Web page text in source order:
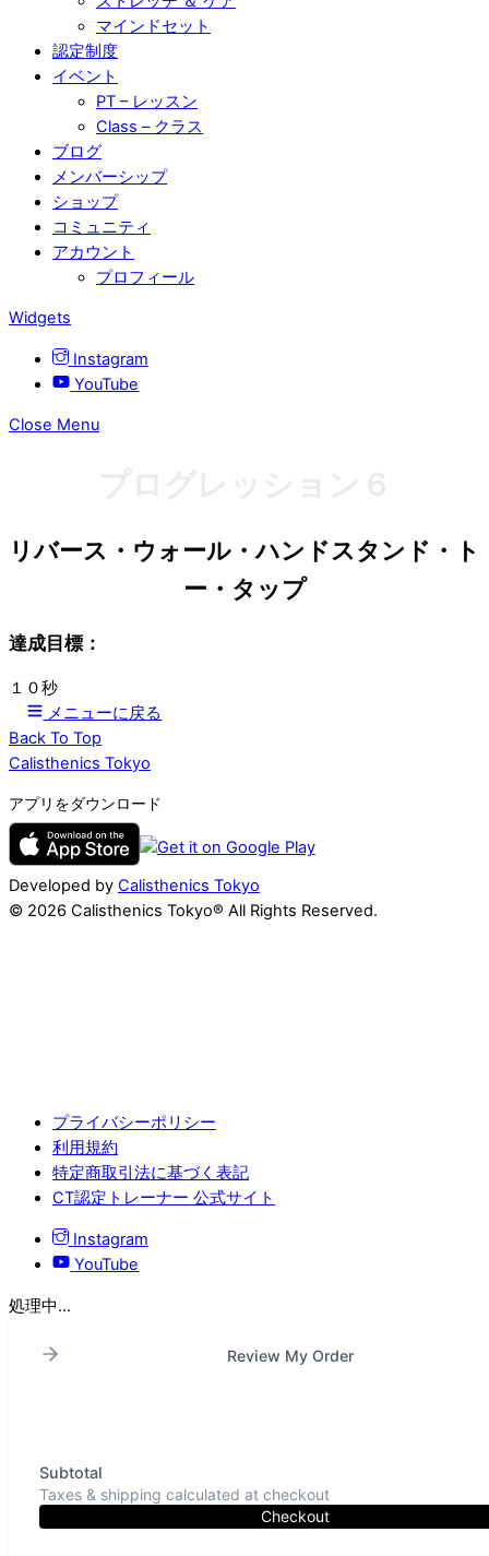
マインドセット
認定制度
イベント
PT – レッスン
Class – クラス
ブログ
メンバーシップ
ショップ
コミュニティ
アカウント
プロフィール
Widgets
Instagram
YouTube
Close Menu
リバース・ウォール・ハンドスタンド・ト
ー・タップ
達成目標：
１０秒
メニューに戻る
Back To Top
Calisthenics Tokyo
アプリをダウンロード
Developed by Calisthenics Tokyo
© 2026 Calisthenics Tokyo® All Rights Reserved.
プライバシーポリシー
利用規約
特定商取引法に基づく表記
CT認定トレーナー 公式サイト
Instagram
YouTube
処理中...
Review My Order
Subtotal
Taxes & shipping calculated at checkout
Checkout